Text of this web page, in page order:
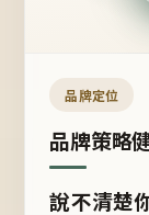
品牌定位
品牌策略
說不清楚